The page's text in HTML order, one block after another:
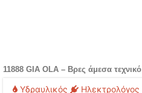
11888 GIA OLA – Βρες άμεσα τεχνικό
Υδραυλικός Ηλεκτρολόγος